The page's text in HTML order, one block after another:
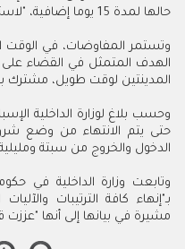
حالها لمدة 15 يوما إضافية، "لاستكمال ترتيبات فتحها".
وتستمر المفاوضات، في الوقت
الهدف المتمثل في القضاء
المدينتين لوقت طويل، مشترك
حتى يتم الانتهاء من وضع
الدخول والخروج من سبتة
وتابعت وزارة الداخلية في
بـ"إنهاء كافة الترتيبات
مشيرة في بيانها إلى أنها